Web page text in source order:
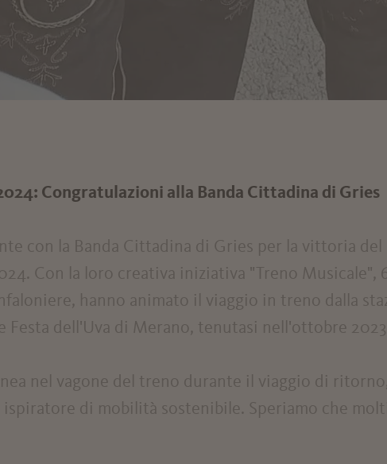
Congratulazioni alla Banda Cittadina di Gries
con la Banda Cittadina di Gries per la vittoria
Con la loro creativa iniziativa "Treno Musicale",
hanno animato il viaggio in treno dalla
Festa dell'Uva di Merano, tenutasi nell'ottobre
nel vagone del treno durante il viaggio di
di mobilità sostenibile. Speriamo che